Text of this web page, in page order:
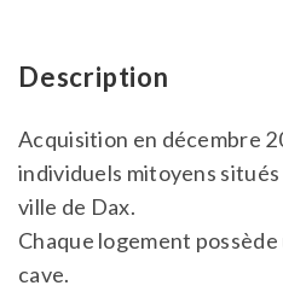
Description
Acquisition en décembre
individuels mitoyens
ville de Dax.
Chaque logement
cave.